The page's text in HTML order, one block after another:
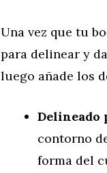
Una vez que tu
para delinear y
luego añade los
contorno
forma del